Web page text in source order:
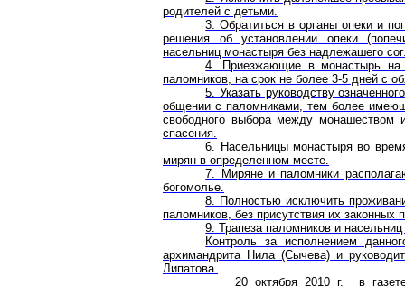
родителей с детьми.
3. Обратиться в органы опеки и
решения об установлении опеки
насельниц монастыря без надлежашего
4. Приезжающие в монастырь на
паломников, на срок не более 3-5 дней с
5. Указать руководству
общении с паломниками, тем более
свободного выбора между монашеством
спасения.
6. Насельницы монастыря во
мирян в определенном месте.
7. Миряне и паломники
богомолье.
8. Полностью исключить
паломников, без присутствия их законных
9. Трапеза паломников и
Контроль за исполнением
архимандрита Нила (Сычева) и
Липатова.
20 октября 2010 г. в газете